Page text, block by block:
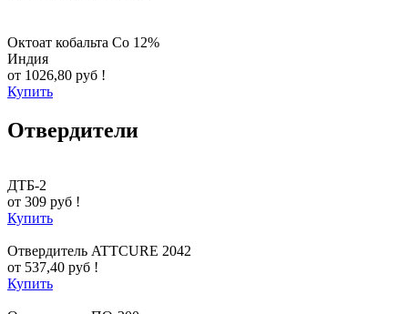
Октоат кобальта Co 12%
Индия
от 1026,80 руб !
Купить
Отвердители
ДТБ-2
от 309 руб !
Купить
Отвердитель ATTCURE 2042
от 537,40 руб !
Купить